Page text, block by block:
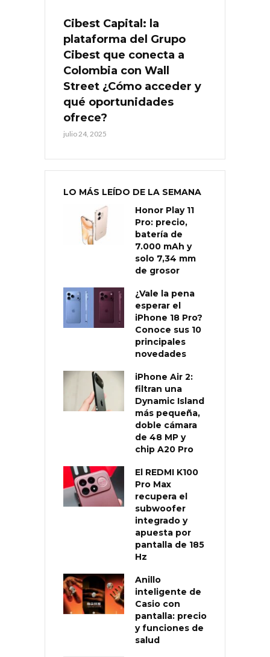
Cibest Capital: la
plataforma del Grupo
Cibest que conecta a
Colombia con Wall
Street ¿Cómo acceder y
qué oportunidades
ofrece?
julio 24, 2025
LO MÁS LEÍDO DE LA SEMANA
Honor Play 11
Pro: precio,
batería de
7.000 mAh y
solo 7,34 mm
de grosor
¿Vale la pena
esperar el
iPhone 18 Pro?
Conoce sus 10
principales
novedades
iPhone Air 2:
filtran una
Dynamic Island
más pequeña,
doble cámara
de 48 MP y
chip A20 Pro
El REDMI K100
Pro Max
recupera el
subwoofer
integrado y
apuesta por
pantalla de 185
Hz
Anillo
inteligente de
Casio con
pantalla: precio
y funciones de
salud